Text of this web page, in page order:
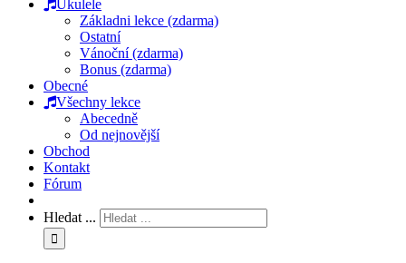
Ukulele
Základni lekce (zdarma)
Ostatní
Vánoční (zdarma)
Bonus (zdarma)
Obecné
Všechny lekce
Abecedně
Od nejnovější
Obchod
Kontakt
Fórum
Hledat ...